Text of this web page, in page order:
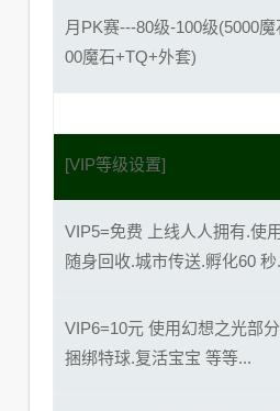
月PK赛---80级-100级(5000
00魔石+TQ+外套)
[VIP等级设置]
VIP5=免费 上线人人拥有.使
随身回收.城市传送.孵化60 秒.
VIP6=10元 使用幻想之光部
捆绑特球.复活宝宝 等等...